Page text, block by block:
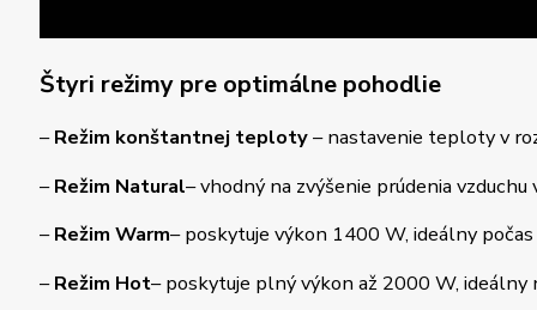
Štyri režimy pre optimálne pohodlie
–Režim konštantnej teploty– nastavenie teploty v
–Režim Natural– vhodný na zvýšenie prúdenia
–Režim Warm– poskytuje výkon 1400 W, ideálny
–Režim Hot– poskytuje plný výkon až 2000 W,